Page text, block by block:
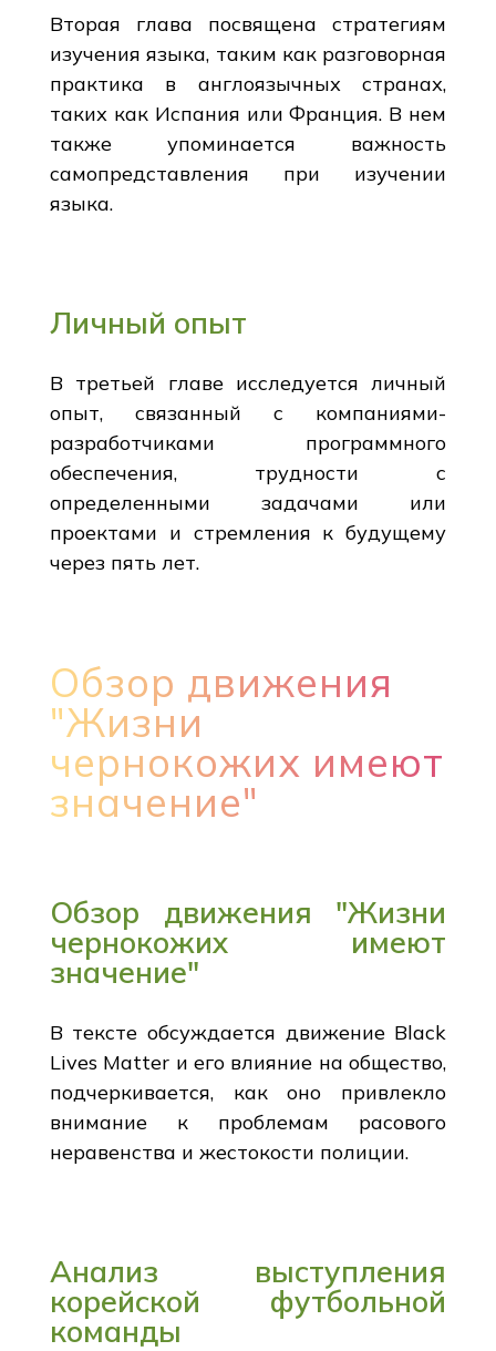
Вторая глава посвящена стратегиям
изучения языка, таким как разговорная
практика в англоязычных странах,
таких как Испания или Франция. В нем
также упоминается важность
самопредставления при изучении
языка.
Личный опыт
В третьей главе исследуется личный
опыт, связанный с компаниями-
разработчиками программного
обеспечения, трудности с
определенными задачами или
проектами и стремления к будущему
через пять лет.
Обзор движения
"Жизни
чернокожих имеют
значение"
Обзор движения "Жизни
чернокожих имеют
значение"
В тексте обсуждается движение Black
Lives Matter и его влияние на общество,
подчеркивается, как оно привлекло
внимание к проблемам расового
неравенства и жестокости полиции.
Анализ выступления
корейской футбольной
команды